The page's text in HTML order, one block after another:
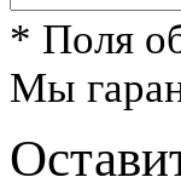
* Поля
Мы